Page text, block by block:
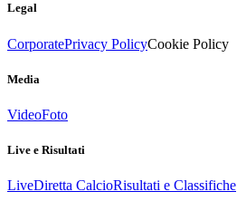
Legal
CorporatePrivacy PolicyCookie Policy
Media
VideoFoto
Live e Risultati
LiveDiretta CalcioRisultati e Classifiche